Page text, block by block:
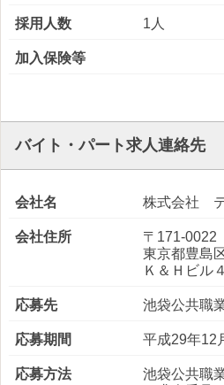
採用人数 1人
加入保険等
バイト・パート求人連絡先
会社名 株式会社
会社住所
〒171-0022
東京都豊島
Ｋ＆Ｈビル
応募先 池袋公共職
応募期間 平成29年12
応募方法
池袋公共職